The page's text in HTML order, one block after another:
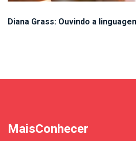
Diana Grass: Ouvindo a
MaisConhecer